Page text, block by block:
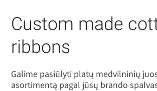
Custom made
ribbons
Galime pasiūlyti platų medvilninių
asortimentą pagal jūsų brando